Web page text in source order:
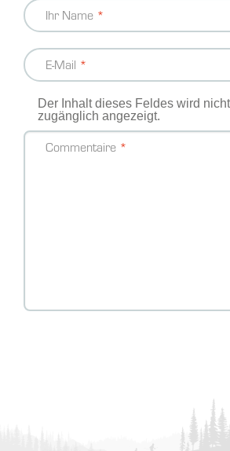
Ihr Name
E-Mail
Der Inhalt dieses Feldes wird
zugänglich angezeigt.
Commentaire